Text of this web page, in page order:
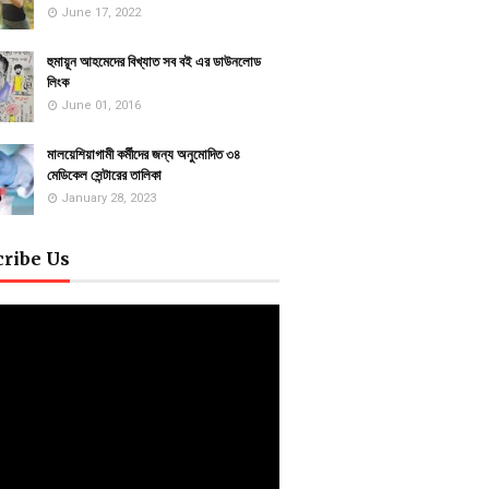
June 17, 2022
হুমায়ূন আহমেদের বিখ্যাত সব বই এর ডাউনলোড
লিংক
June 01, 2016
মালয়েশিয়াগামী কর্মীদের জন্য অনুমোদিত ৩৪
মেডিকেল সেন্টারের তালিকা
January 28, 2023
Us